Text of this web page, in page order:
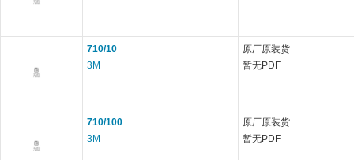
710/10
3M
原厂原装货
暂无PDF
710/100
3M
原厂原装货
暂无PDF